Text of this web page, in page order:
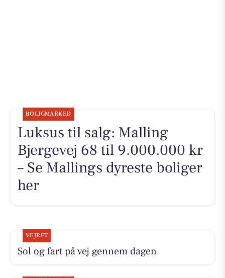
BOLIGMARKED
Luksus til salg: Malling
Bjergevej 68 til 9.000.000 kr
– Se Mallings dyreste boliger
her
VEJRET
Sol og fart på vej gennem dagen